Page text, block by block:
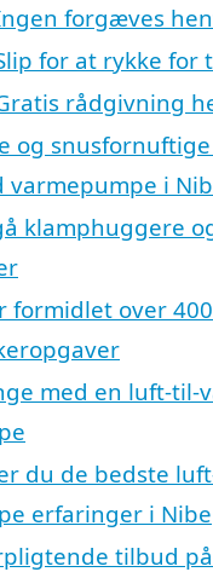
forgæves
for at rykke for
rådgivning
og
varmepumpe i
klamphuggere
formidlet over
med en luft-til-
du de bedste
erfaringer i Nibe
tilbud